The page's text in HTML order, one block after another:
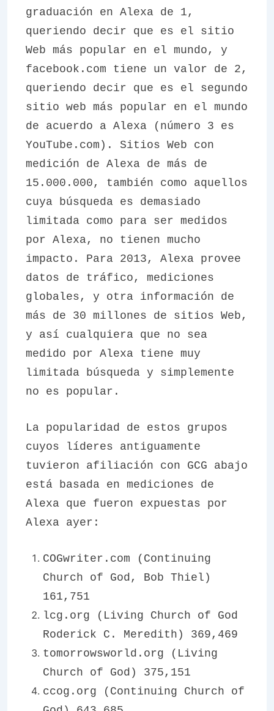
graduación en Alexa de 1,
queriendo decir que es el sitio
Web más popular en el mundo, y
facebook.com tiene un valor de 2,
queriendo decir que es el segundo
sitio web más popular en el mundo
de acuerdo a Alexa (número 3 es
YouTube.com). Sitios Web con
medición de Alexa de más de
15.000.000, también como aquellos
cuya búsqueda es demasiado
limitada como para ser medidos
por Alexa, no tienen mucho
impacto. Para 2013, Alexa provee
datos de tráfico, mediciones
globales, y otra información de
más de 30 millones de sitios Web,
y así cualquiera que no sea
medido por Alexa tiene muy
limitada búsqueda y simplemente
no es popular.
La popularidad de estos grupos
cuyos líderes antiguamente
tuvieron afiliación con GCG abajo
está basada en mediciones de
Alexa que fueron expuestas por
Alexa ayer:
COGwriter.com (Continuing
Church of God, Bob Thiel)
161,751
lcg.org (Living Church of God
Roderick C. Meredith) 369,469
tomorrowsworld.org (Living
Church of God) 375,151
ccog.org (Continuing Church of